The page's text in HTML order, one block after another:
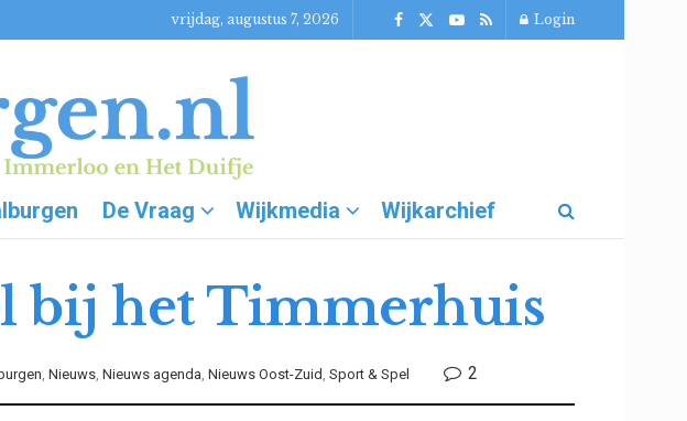
vrijdag, augustus 7, 2026 Login
De Vraag Wijkmedia Wijkarchief
bij het Timmerhuis
, Nieuws, Nieuws agenda, Nieuws Oost-Zuid , Sport & Spel 2